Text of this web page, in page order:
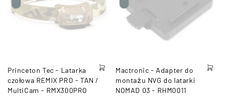
Princeton Tec - Latarka
czołowa REMIX PRO - TAN /
MultiCam - RMX300PRO
Mactronic - Adapter do
montażu NVG do latarki
NOMAD 03 - RHM0011